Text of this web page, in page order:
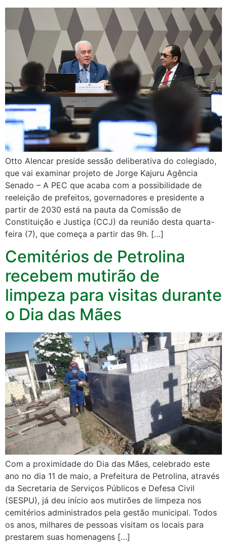
Otto Alencar preside sessão deliberativa do colegiado,
que vai examinar projeto de Jorge Kajuru Agência
Senado – A PEC que acaba com a possibilidade de
reeleição de prefeitos, governadores e presidente a
partir de 2030 está na pauta da Comissão de
Constituição e Justiça (CCJ) da reunião desta quarta-
feira (7), que começa a partir das 9h. […]
Cemitérios de Petrolina
recebem mutirão de
limpeza para visitas durante
o Dia das Mães
Com a proximidade do Dia das Mães, celebrado este
ano no dia 11 de maio, a Prefeitura de Petrolina, através
da Secretaria de Serviços Públicos e Defesa Civil
(SESPU), já deu início aos mutirões de limpeza nos
cemitérios administrados pela gestão municipal. Todos
os anos, milhares de pessoas visitam os locais para
prestarem suas homenagens […]